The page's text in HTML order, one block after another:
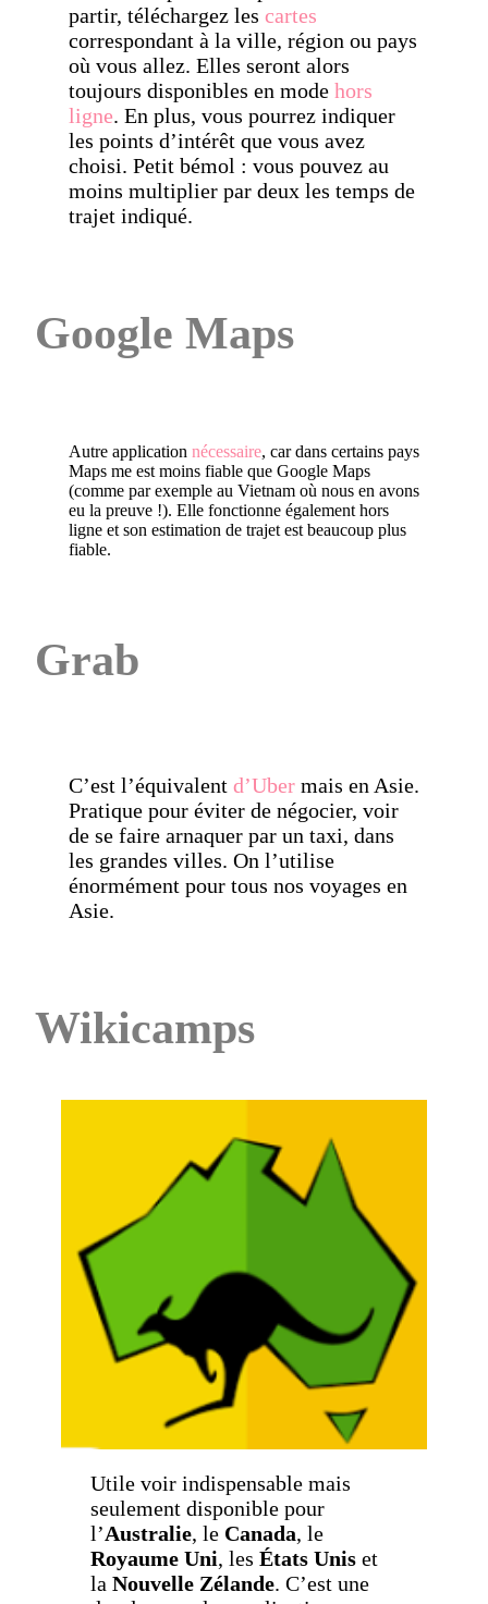
partir, téléchargez les cartes
correspondant à la ville, région ou pays
où vous allez. Elles seront alors
toujours disponibles en mode hors
ligne. En plus, vous pourrez indiquer
les points d’intérêt que vous avez
choisi. Petit bémol : vous pouvez au
moins multiplier par deux les temps de
trajet indiqué.
Google Maps
Autre application nécessaire, car dans certains pays
Maps me est moins fiable que Google Maps
(comme par exemple au Vietnam où nous en avons
eu la preuve !). Elle fonctionne également hors
ligne et son estimation de trajet est beaucoup plus
fiable.
Grab
C’est l’équivalent d’Ubermais en Asie.
Pratique pour éviter de négocier, voir
de se faire arnaquer par un taxi, dans
les grandes villes. On l’utilise
énormément pour tous nos voyages en
Asie.
Wikicamps
Utile voir indispensable mais
seulement disponible pour
l’Australie, le Canada, le
Royaume Uni, les États Uniset
la Nouvelle Zélande. C’est une